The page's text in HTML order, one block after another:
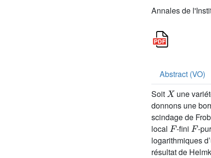
Annales de
Abstract (VO)
Soit
X
une
donnons une
scindage de
local
F
-fini
F
-
logarithmiques
résultat de